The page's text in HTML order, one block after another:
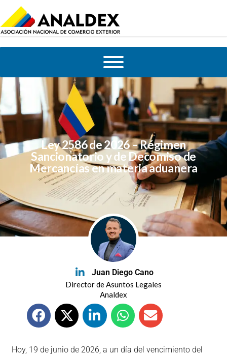
Ley 2586 de 2026 – Régimen
Sancionatorio y de Decomiso de
Mercancías en materia aduanera
Juan Diego Cano
Director de Asuntos Legales
Analdex
Hoy, 19 de junio de 2026, a un día del vencimiento del